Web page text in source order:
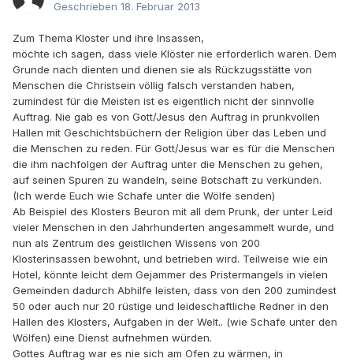
Geschrieben 18. Februar 2013
Zum Thema Kloster und ihre Insassen,
möchte ich sagen, dass viele Klöster nie erforderlich waren. Dem
Grunde nach dienten und dienen sie als Rückzugsstätte von
Menschen die Christsein völlig falsch verstanden haben,
zumindest für die Meisten ist es eigentlich nicht der sinnvolle
Auftrag. Nie gab es von Gott/Jesus den Auftrag in prunkvollen
Hallen mit Geschichtsbüchern der Religion über das Leben und
die Menschen zu reden. Für Gott/Jesus war es für die Menschen
die ihm nachfolgen der Auftrag unter die Menschen zu gehen,
auf seinen Spuren zu wandeln, seine Botschaft zu verkünden.
(Ich werde Euch wie Schafe unter die Wölfe senden)
Ab Beispiel des Klosters Beuron mit all dem Prunk, der unter Leid
vieler Menschen in den Jahrhunderten angesammelt wurde, und
nun als Zentrum des geistlichen Wissens von 200
Klosterinsassen bewohnt, und betrieben wird. Teilweise wie ein
Hotel, könnte leicht dem Gejammer des Pristermangels in vielen
Gemeinden dadurch Abhilfe leisten, dass von den 200 zumindest
50 oder auch nur 20 rüstige und leideschaftliche Redner in den
Hallen des Klosters, Aufgaben in der Welt.. (wie Schafe unter den
Wölfen) eine Dienst aufnehmen würden.
Gottes Auftrag war es nie sich am Ofen zu wärmen, in